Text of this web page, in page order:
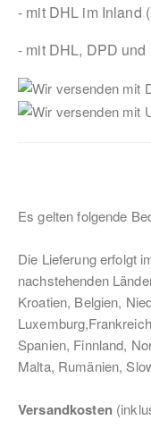
- mit DHL im Inland
- mit DHL, DPD
Es gelten folgende
Die Lieferung erfolgt
nachstehenden
Kroatien, Belgien,
Spanien, Finnland,
Malta, Rumänien,
Versandkosten